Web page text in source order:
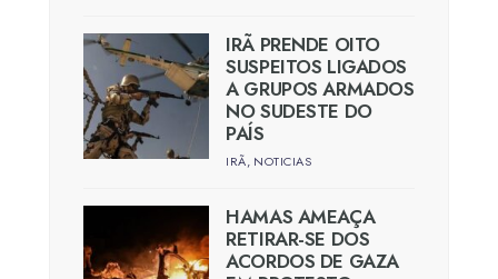
IRÃ PRENDE OITO
SUSPEITOS LIGADOS
A GRUPOS ARMADOS
NO SUDESTE DO
PAÍS
IRÃ, NOTICIAS
HAMAS AMEAÇA
RETIRAR-SE DOS
ACORDOS DE GAZA